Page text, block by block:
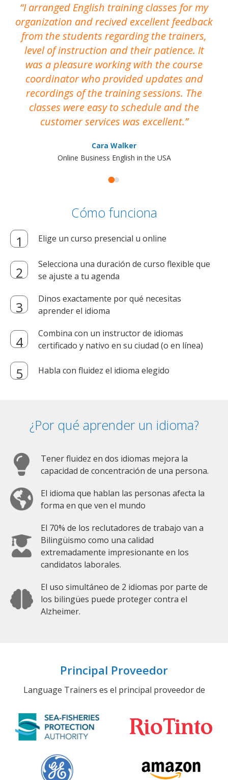
I arranged English training classes for my
organization and recived excellent feedback
from the students regarding the trainers,
level of instruction and their patience. It
was a pleasure working with the course
coordinator who provided updates and
recordings of the training sessions. The
classes were easy to schedule and the
customer services was excellent.
Cara Walker
Online Business English in the USA
Cómo funciona
Elige un curso presencial u online
Selecciona una duración de curso flexible que
se ajuste a tu agenda
Dinos exactamente por qué necesitas
aprender el idioma
Combina con un instructor de idiomas
certificado y nativo en su ciudad (o en línea)
Habla con fluidez el idioma elegido
¿Por qué aprender un idioma?
Tener fluidez en dos idiomas mejora la
capacidad de concentración de una persona.
El idioma que hablan las personas afecta la
forma en que ven el mundo
El 70% de los reclutadores de trabajo van a
Bilingüismo como una calidad
extremadamente impresionante en los
candidatos laborales.
El uso simultáneo de 2 idiomas por parte de
los bilingües puede proteger contra el
Alzheimer.
Principal Proveedor
Language Trainers es el principal proveedor de